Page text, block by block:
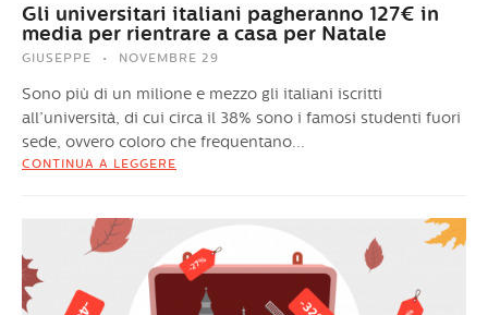
Gli universitari italiani pagheranno 127€ in
media per rientrare a casa per Natale
GIUSEPPE NOVEMBRE 29
Sono più di un milione e mezzo gli italiani iscritti
all’università, di cui circa il 38% sono i famosi studenti fuori
sede, ovvero coloro che frequentano...
CONTINUA A LEGGERE